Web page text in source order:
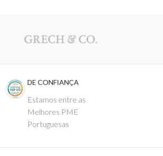
DE CONFIANÇA
Estamos entre as
Melhores PME
Portuguesas